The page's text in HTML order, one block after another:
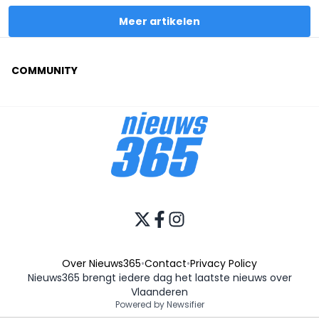
Meer artikelen
COMMUNITY
Over Nieuws365•Contact•Privacy Policy
Nieuws365 brengt iedere dag het laatste nieuws over
Vlaanderen
Powered by Newsifier